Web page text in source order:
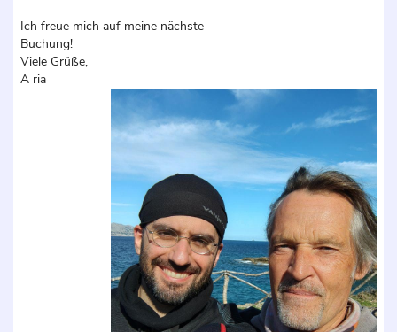
Ich freue mich auf meine nächste
Buchung!
Viele Grüße,
A ria